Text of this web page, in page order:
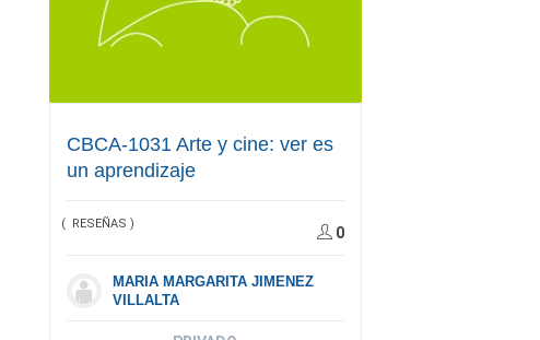
CBCA-1031 Arte y cine: ver es
un aprendizaje
( RESEÑAS )
0
MARIA MARGARITA JIMENEZ
VILLALTA